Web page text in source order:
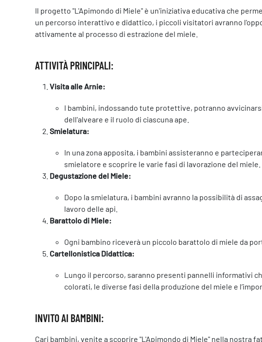
Il progetto "L'Apimondo di Miele" è un'iniziativa educativa che
un percorso interattivo e didattico, i piccoli visitatori avranno
attivamente al processo di estrazione del miele.
ATTIVITÀ PRINCIPALI:
Visita alle Arnie:
I bambini, indossando tute protettive, potranno
dell'alveare e il ruolo di ciascuna ape.
Smielatura:
In una zona apposita, i bambini assisteranno e
smielatore e scoprire le varie fasi di lavorazione del miele.
Degustazione del Miele:
Dopo la smielatura, i bambini avranno la possibilità di
lavoro delle api.
Barattolo di Miele:
Ogni bambino riceverà un piccolo barattolo di miele da
Cartellonistica Didattica:
Lungo il percorso, saranno presenti pannelli informativi
colorati, le diverse fasi della produzione del miele e
INVITO AI BAMBINI:
Cari bambini, venite a scoprire "L'Apimondo di Miele" nella